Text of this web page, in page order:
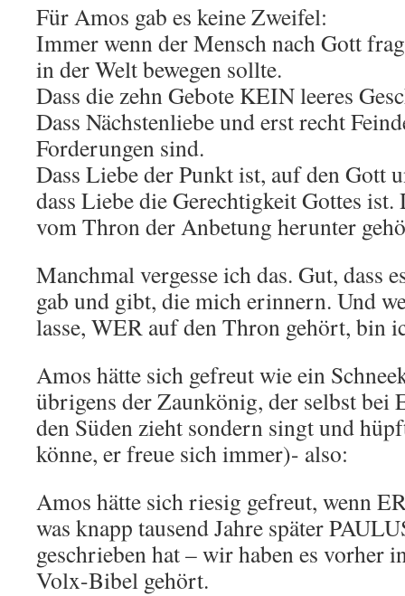
Für Amos gab es keine Zweifel:
Immer wenn der Mensch nach Gott
in der Welt bewegen sollte.
Dass die zehn Gebote KEIN leeres
Dass Nächstenliebe und erst recht
Forderungen sind.
Dass Liebe der Punkt ist, auf den Gott
dass Liebe die Gerechtigkeit Gottes ist.
vom Thron der Anbetung herunter
Manchmal vergesse ich das. Gut, dass
gab und gibt, die mich erinnern. Und
lasse, WER auf den Thron gehört, bin
Amos hätte sich gefreut wie ein
übrigens der Zaunkönig, der selbst bei
den Süden zieht sondern singt und
könne, er freue sich immer)- also:
Amos hätte sich riesig gefreut, wenn
was knapp tausend Jahre später
geschrieben hat – wir haben es vorher
Volx-Bibel gehört.